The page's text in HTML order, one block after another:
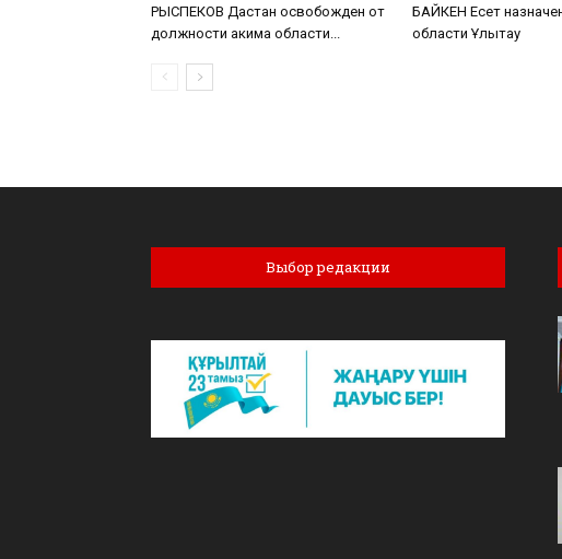
РЫСПЕКОВ Дастан освобожден от
должности акима области...
БАЙКЕН Есет
области Ұлытау
Выбор редакции